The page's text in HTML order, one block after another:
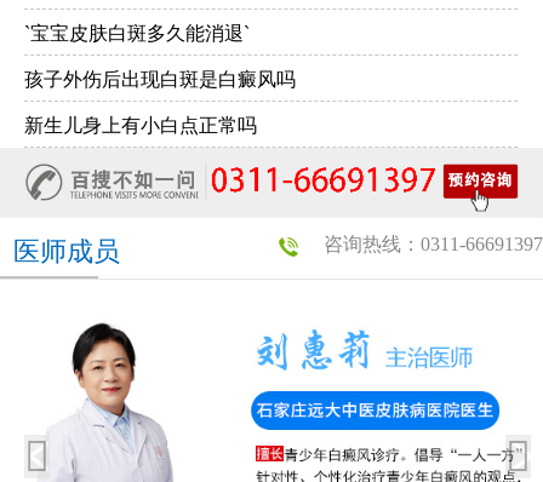
`宝宝皮肤白斑多久能消退`
孩子外伤后出现白斑是白癜风吗
新生儿身上有小白点正常吗
咨询热线：0311-66691397
医师成员